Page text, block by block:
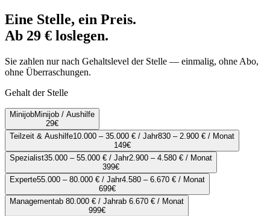
Eine Stelle, ein Preis.
Ab 29 € loslegen.
Sie zahlen nur nach Gehaltslevel der Stelle — einmalig, ohne Abo,
ohne Überraschungen.
Gehalt der Stelle
MinijobMinijob / Aushilfe
29€
Teilzeit & Aushilfe10.000 – 35.000 € / Jahr830 – 2.900 € / Monat
149€
Spezialist35.000 – 55.000 € / Jahr2.900 – 4.580 € / Monat
399€
Experte55.000 – 80.000 € / Jahr4.580 – 6.670 € / Monat
699€
Managementab 80.000 € / Jahrab 6.670 € / Monat
999€